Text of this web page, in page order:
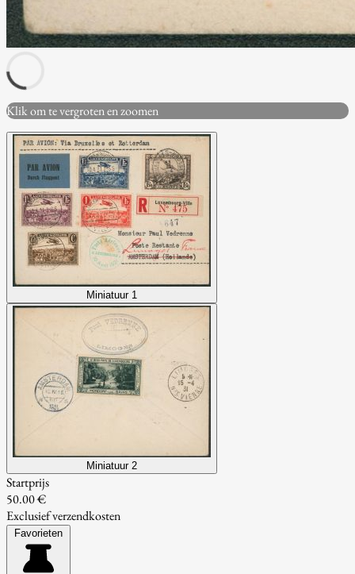
Klik om te vergroten en zoomen
Miniatuur 1
Miniatuur 2
Startprijs
50.00 €
Exclusief verzendkosten
Favorieten